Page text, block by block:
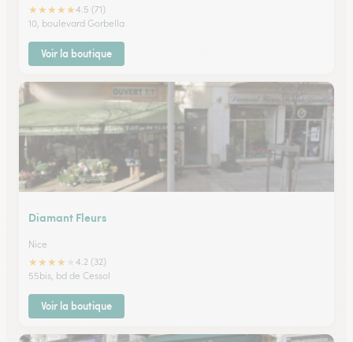
★★★★★4.5 (71)
10, boulevard Gorbella
Voir la boutique
Diamant Fleurs
Nice
★★★★
4.2 (32)
55bis, bd de Cessol
Voir la boutique